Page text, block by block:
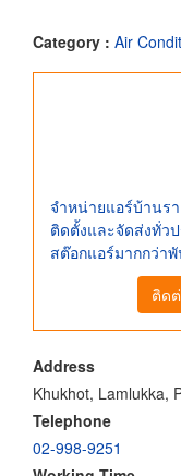
Category : Air
จำหน่ายแอร์บ้านร
ติดตั้งและจัดส่งทั่ว
สต๊อกแอร์มากกว่า
ติด
Address
Khukhot, Lamlukka,
Telephone
02-998-9251